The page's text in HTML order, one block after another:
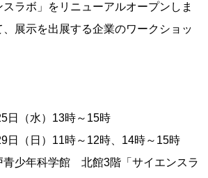
ラボ」をリニューアルオープンしま
展示を出展する企業のワークショッ
日（水）13時～15時
日）11時～12時、14時～15時
青少年科学館 北館3階「サイエンスラ